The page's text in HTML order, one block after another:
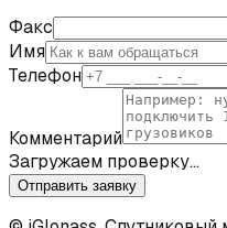
Факс
Имя
Телефон
Комментарий
Загружаем проверку…
Отправить заявку